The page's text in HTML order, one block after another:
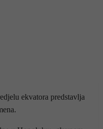
ekvatora predstavlja